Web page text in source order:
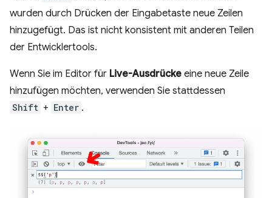
wurden durch Drücken der Eingabetaste neue Zeilen
hinzugefügt. Das ist nicht konsistent mit anderen Teilen
der Entwicklertools.
Wenn Sie im Editor für Live-Ausdrücke eine neue Zeile
hinzufügen möchten, verwenden Sie stattdessen
Shift + Enter .